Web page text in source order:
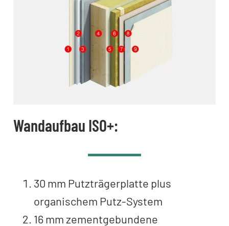
Wandaufbau ISO+:
30 mm Putzträgerplatte plus
organischem Putz-System
16 mm zementgebundene